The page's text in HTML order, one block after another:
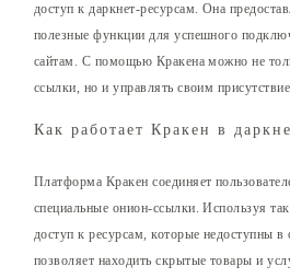
доступ к даркнет-ресурсам. Она
полезные функции для успешного
сайтам. С помощью Кракена можно не
ссылки, но и управлять своим
Как работает Кракен в
Платформа Кракен соединяет
специальные онион-ссылки. Используя
доступ к ресурсам, которые недоступны
позволяет находить скрытые товары и